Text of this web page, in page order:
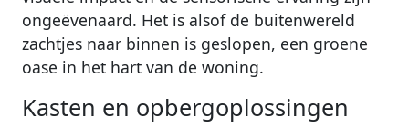
ongeëvenaard. Het is alsof de buitenwereld
zachtjes naar binnen is geslopen, een groene
oase in het hart van de woning.
Kasten en opbergoplossingen